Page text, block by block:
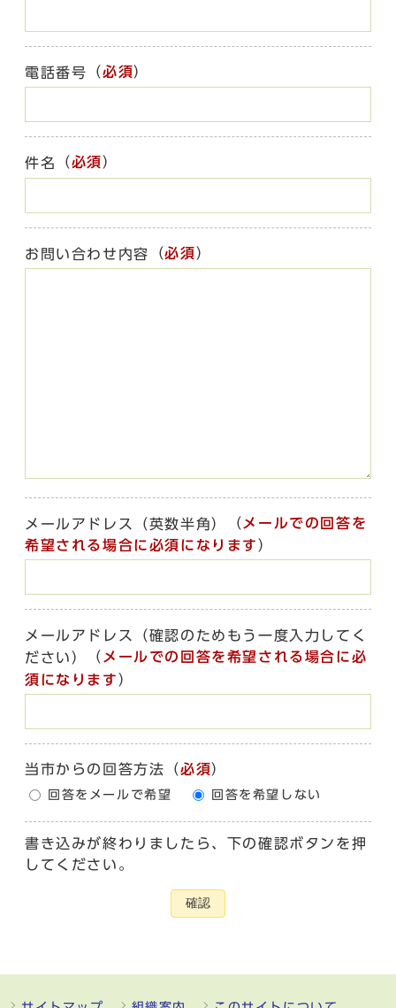
電話番号 （必須）
件名 （必須）
お問い合わせ内容 （必須）
メールアドレス（英数半角） （ メールでの回答を
希望される場合に必須になります ）
メールアドレス（確認のためもう一度入力してく
ださい）
（ メールでの回答を希望される場合に必
須になります ）
当市からの回答方法 （必須）
回答をメールで希望 回答を希望しない
書き込みが終わりましたら、下の確認ボタンを押
してください。
確認